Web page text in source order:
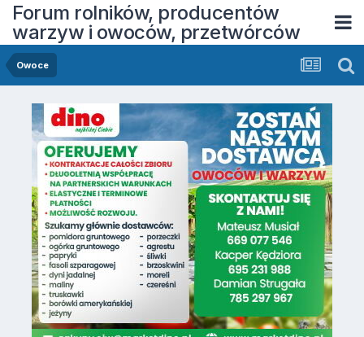
Forum rolników, producentów
warzyw i owoców, przetwórców
Owoce